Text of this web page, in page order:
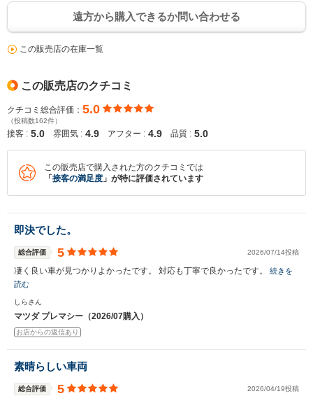
遠方から購入できるか問い合わせる
この販売店の在庫一覧
この販売店のクチコミ
クチコミ総合評価： 5.0
（投稿数162件）
接客 : 5.0 雰囲気 : 4.9 アフター : 4.9 品質 : 5.0
この販売店で購入された方のクチコミでは
「 接客の満足度 」が特に評価されています
即決でした。
総合評価 5 2026/07/14投稿
凄く良い車が見つかりよかったです。 対応も丁寧で良かったです。 続きを
読む
しらさん
マツダ プレマシー（2026/07購入）
お店からの返信あり
素晴らしい車両
総合評価 5 2026/04/19投稿